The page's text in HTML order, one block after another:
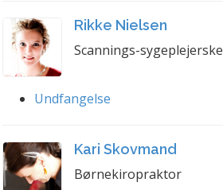
Rikke Nielsen
Scannings-sygeplejerske
Undfangelse
Kari Skovmand
Børnekiropraktor